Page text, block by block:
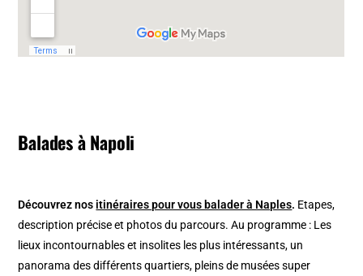
Balades à Napoli
Découvrez nos itinéraires pour vous balader à Naples. Etapes,
description précise et photos du parcours. Au programme : Les
lieux incontournables et insolites les plus intéressants, un
panorama des différents quartiers, pleins de musées super